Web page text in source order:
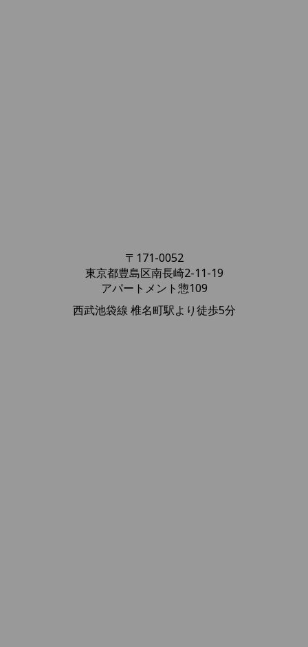
〒171-0052
東京都豊島区南長崎2-11-19
アパートメント惣109
西武池袋線 椎名町駅より徒歩5分